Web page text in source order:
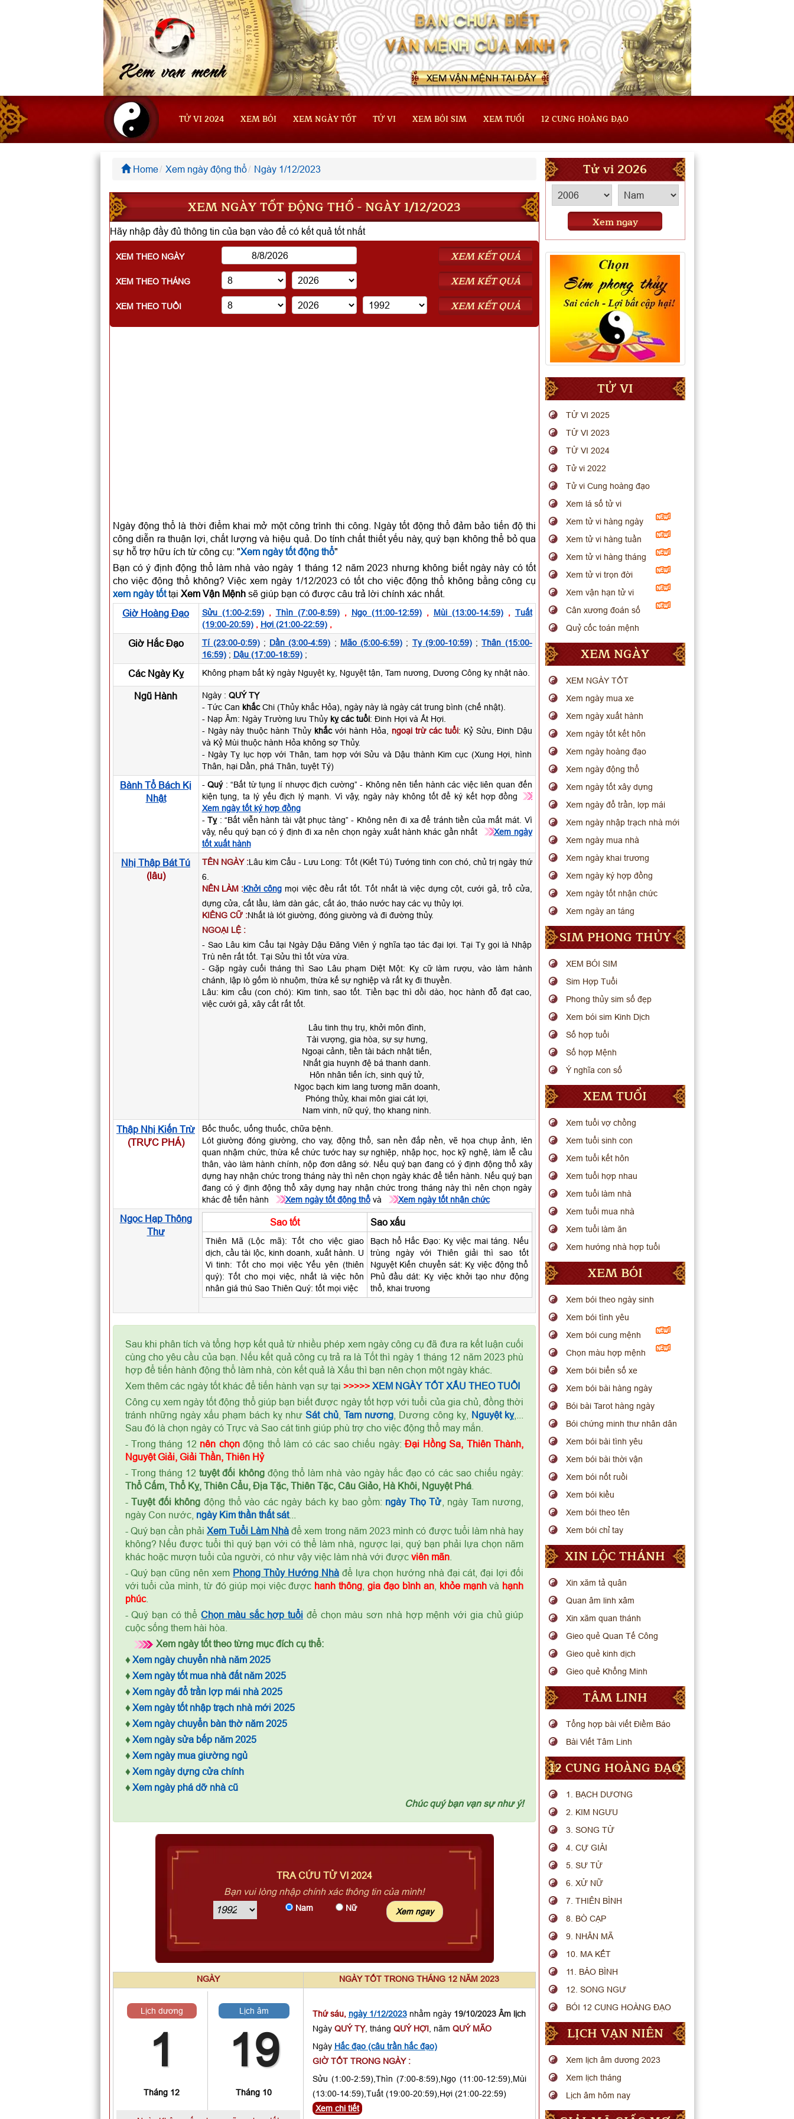
TỬ VI 2024 XEM BÓI XEM NGÀY TỐT TỬ VI XEM BÓI SIM XEM TUỔI 12 CUNG HOÀNG ĐẠO
Home Xem ngày động thổ Ngày 1/12/2023
XEM NGÀY TỐT ĐỘNG THỔ - NGÀY 1/12/2023
Hãy nhập đầy đủ thông tin của bạn vào để có kết quả tốt nhất
XEM THEO NGÀY XEM KẾT QUẢ
XEM THEO THÁNG XEM KẾT QUẢ
XEM THEO TUỔI XEM KẾT QUẢ
Ngày động thổ là thời điểm khai mở một công trình thi công. Ngày tốt động thổ đảm bảo tiến độ thi
công diễn ra thuận lợi, chất lượng và hiệu quả. Do tính chất thiết yếu này, quý bạn không thể bỏ qua
sự hỗ trợ hữu ích từ công cụ: "Xem ngày tốt động thổ"
Bạn có ý định động thổ làm nhà vào ngày 1 tháng 12 năm 2023 nhưng không biết ngày này có tốt
cho việc động thổ không? Việc xem ngày 1/12/2023 có tốt cho việc động thổ không bằng công cụ
xem ngày tốttại Xem Vận Mệnhsẽ giúp bạn có được câu trả lời chính xác nhất.
Giờ Hoàng Đạo
Sửu (1:00-2:59), Thìn (7:00-8:59), Ngọ (11:00-12:59), Mùi (13:00-14:59), Tuất
(19:00-20:59), Hợi (21:00-22:59),
Giờ Hắc Đạo Tí (23:00-0:59); Dần (3:00-4:59) ; Mão (5:00-6:59) ; Tỵ (9:00-10:59);Thân (15:00-
16:59); Dậu (17:00-18:59);
Các Ngày Kỵ Không phạm bất kỳ ngày Nguyệt kỵ, Nguyệt tận, Tam nương, Dương Công kỵ nhật nào.
Ngũ Hành Ngày : QUÝ TỴ
- Tức Can khắcChi (Thủy khắc Hỏa), ngày này là ngày cát trung bình (chế nhật).
- Nạp Âm: Ngày Trường lưu Thủy kỵ các tuổi: Đinh Hợi và Ất Hợi.
- Ngày này thuộc hành Thủy khắcvới hành Hỏa, ngoại trừ các tuổi: Kỷ Sửu, Đinh Dậu
và Kỷ Mùi thuộc hành Hỏa không sợ Thủy.
- Ngày Tỵ lục hợp với Thân, tam hợp với Sửu và Dậu thành Kim cục (Xung Hợi, hình
Thân, hại Dần, phá Thân, tuyệt Tý)
Bành Tổ Bách Kị
Nhật
-Quý: “Bất từ tụng lí nhược địch cường” - Không nên tiến hành các việc liên quan đến
kiện tụng, ta lý yếu địch lý mạnh. Vì vậy, ngày này không tốt để ký kết hợp đồng
Xem ngày tốt ký hợp đồng
-Tỵ: “Bất viễn hành tài vật phục tàng” - Không nên đi xa để tránh tiền của mất mát. Vì
vậy, nếu quý bạn có ý định đi xa nên chọn ngày xuất hành khác gần nhất
Xem ngày
tốt xuất hành
Nhị Thập Bát Tú
(lâu)
TÊN NGÀY :Lâu kim Cẩu - Lưu Long: Tốt (Kiết Tú) Tướng tinh con chó, chủ trị ngày thứ
6.
NÊN LÀM :Khởi côngmọi việc đều rất tốt. Tốt nhất là việc dựng cột, cưới gả, trổ cửa,
dựng cửa, cất lầu, làm dàn gác, cắt áo, tháo nước hay các vụ thủy lợi.
KIÊNG CỮ :Nhất là lót giường, đóng giường và đi đường thủy.
NGOẠI LỆ :
- Sao Lâu kim Cẩu tại Ngày Dậu Đăng Viên ý nghĩa tạo tác đại lợi. Tại Tỵ gọi là Nhập
Trù nên rất tốt. Tại Sửu thì tốt vừa vừa.
- Gặp ngày cuối tháng thì Sao Lâu phạm Diệt Một: Kỵ cữ làm rượu, vào làm hành
chánh, lập lò gốm lò nhuộm, thừa kế sự nghiệp và rất kỵ đi thuyền.
Lâu: kim cẩu (con chó): Kim tinh, sao tốt. Tiền bạc thì dồi dào, học hành đỗ đạt cao,
việc cưới gả, xây cất rất tốt.
Lâu tinh thụ trụ, khởi môn đình,
Tài vượng, gia hòa, sự sự hưng,
Ngoại cảnh, tiền tài bách nhật tiến,
Nhất gia huynh đệ bá thanh danh.
Hôn nhân tiến ích, sinh quý tử,
Ngọc bạch kim lang tương mãn doanh,
Phóng thủy, khai môn giai cát lợi,
Nam vinh, nữ quý, thọ khang ninh.
Thập Nhị Kiến Trừ
(TRỰC PHÁ)
Bốc thuốc, uống thuốc, chữa bệnh.
Lót giường đóng giường, cho vay, động thổ, san nền đắp nền, vẽ họa chụp ảnh, lên
quan nhậm chức, thừa kế chức tước hay sự nghiệp, nhập học, học kỹ nghệ, làm lễ cầu
thân, vào làm hành chính, nộp đơn dâng sớ. Nếu quý bạn đang có ý định động thổ xây
dựng hay nhận chức trong tháng này thì nên chọn ngày khác để tiến hành. Nếu quý bạn
đang có ý định động thổ xây dựng hay nhận chức trong tháng này thì nên chọn ngày
khác để tiến hành
Xem ngày tốt động thổvà Xem ngày tốt nhận chức
Ngọc Hạp Thông
Thư
Sao tốt Sao xấu
Thiên Mã (Lộc mã): Tốt cho việc giao
dịch, cầu tài lộc, kinh doanh, xuất hành. U
Vi tinh: Tốt cho mọi việc Yếu yên (thiên
quý): Tốt cho mọi việc, nhất là việc hôn
nhân giá thú Sao Thiên Quý: tốt mọi việc
Bạch hổ Hắc Đạo: Kỵ việc mai táng. Nếu
trùng ngày với Thiên giải thì sao tốt
Nguyệt Kiến chuyển sát: Kỵ việc động thổ
Phủ đầu dát: Kỵ việc khởi tạo như động
thổ, khai trương
Sau khi phân tích và tổng hợp kết quả từ nhiều phép xem ngày công cụ đã đưa ra kết luận cuối
cùng cho yêu cầu của bạn. Nếu kết quả công cụ trả ra là Tốt thì ngày 1 tháng 12 năm 2023 phù
hợp để tiến hành động thổ làm nhà, còn kết quả là Xấu thì bạn nên chọn một ngày khác.
Xem thêm các ngày tốt khác để tiến hành vạn sự tại >>>>> XEM NGÀY TỐT XẤU THEO TUỔI
Công cụ xem ngày tốt động thổ giúp bạn biết được ngày tốt hợp với tuổi của gia chủ, đồng thời
tránh những ngày xấu phạm bách kỵ nhưSát chủ, Tam nương , Dương công kỵ, Nguyệt kỵ,...
Sau đó là chọn ngày có Trực và Sao cát tinh giúp phù trợ cho việc động thổ may mắn.
- Trong tháng 12 nên chọnđộng thổ làm có các sao chiếu ngày:Đại Hồng Sa, Thiên Thành,
Nguyệt Giải, Giải Thần, Thiên Hỷ
- Trong tháng 12tuyệt đối khôngđộng thổ làm nhà vào ngày hắc đạo có các sao chiếu ngày:
Thổ Cấm, Thổ Kỵ, Thiên Cẩu, Địa Tặc, Thiên Tặc, Câu Giảo, Hà Khôi, Nguyệt Phá.
-Tuyệt đối không động thổ vào các ngày bách kỵ bao gồm: ngày Thọ Tử , ngày Tam nương,
ngày Con nước, ngày Kim thần thất sát...
- Quý bạn cần phảiXem Tuổi Làm Nhà để xem trong năm 2023 mình có được tuổi làm nhà hay
không? Nếu được tuổi thì quý bạn với có thể làm nhà, ngược lại, quý bạn phải lựa chọn năm
khác hoặc mượn tuổi của người, có như vậy việc làm nhà với được viên mãn.
- Quý bạn cũng nên xem Phong Thủy Hướng Nhàđể lựa chọn hướng nhà đại cát, đại lợi đối
với tuổi của mình, từ đó giúp mọi việc được hanh thông ,gia đạo bình an, khỏe mạnhvà hạnh
phúc.
- Quý bạn có thểChọn màu sắc hợp tuổi để chọn màu sơn nhà hợp mệnh với gia chủ giúp
cuộc sống them hài hòa.
Xem ngày tốt theo từng mục đích cụ thể:
♦ Xem ngày chuyển nhà năm 2025
♦ Xem ngày tốt mua nhà đất năm 2025
♦ Xem ngày đổ trần lợp mái nhà 2025
♦ Xem ngày tốt nhập trạch nhà mới 2025
♦ Xem ngày chuyển bàn thờ năm 2025
♦ Xem ngày sửa bếp năm 2025
♦ Xem ngày mua giường ngủ
♦ Xem ngày dựng cửa chính
♦ Xem ngày phá dỡ nhà cũ
Chúc quý bạn vạn sự như ý!
TRA CỨU TỬ VI 2024
Bạn vui lòng nhập chính xác thông tin của mình!
Nam Nữ
NGÀY NGÀY TỐT TRONG THÁNG 12 NĂM 2023
Lịch dương
1
Tháng 12
Lịch âm
19
Tháng 10
Thứ sáu, ngày 1/12/2023nhằm ngày 19/10/2023 Âm lịch
Ngày QUÝ TỴ, tháng QUÝ HỢI , năm QUÝ MÃO
Ngày Hắc đạo (câu trần hắc đạo)
GIỜ TỐT TRONG NGÀY :
Sửu (1:00-2:59),Thìn (7:00-8:59),Ngọ (11:00-12:59),Mùi
(13:00-14:59),Tuất (19:00-20:59),Hợi (21:00-22:59)
Xem chi tiết
Tử vi 2026
Xem ngay
TỬ VI
TỬ VI 2025
TỬ VI 2023
TỬ VI 2024
Tử vi 2022
Tử vi Cung hoàng đạo
Xem lá số tử vi
Xem tử vi hàng ngày
Xem tử vi hàng tuần
Xem tử vi hàng tháng
Xem tử vi trọn đời
Xem vận hạn tử vi
Cân xương đoán số
Quỷ cốc toán mệnh
XEM NGÀY
XEM NGÀY TỐT
Xem ngày mua xe
Xem ngày xuất hành
Xem ngày tốt kết hôn
Xem ngày hoàng đạo
Xem ngày động thổ
Xem ngày tốt xây dựng
Xem ngày đổ trần, lợp mái
Xem ngày nhập trạch nhà mới
Xem ngày mua nhà
Xem ngày khai trương
Xem ngày ký hợp đồng
Xem ngày tốt nhận chức
Xem ngày an táng
SIM PHONG THỦY
XEM BÓI SIM
Sim Hợp Tuổi
Phong thủy sim số đẹp
Xem bói sim Kinh Dịch
Số hợp tuổi
Số hợp Mệnh
Ý nghĩa con số
XEM TUỔI
Xem tuổi vợ chồng
Xem tuổi sinh con
Xem tuổi kết hôn
Xem tuổi hợp nhau
Xem tuổi làm nhà
Xem tuổi mua nhà
Xem tuổi làm ăn
Xem hướng nhà hợp tuổi
XEM BÓI
Xem bói theo ngày sinh
Xem bói tình yêu
Xem bói cung mệnh
Chọn màu hợp mệnh
Xem bói biển số xe
Xem bói bài hàng ngày
Bói bài Tarot hàng ngày
Bói chứng minh thư nhân dân
Xem bói bài tình yêu
Xem bói bài thời vận
Xem bói nốt ruồi
Xem bói kiều
Xem bói theo tên
Xem bói chỉ tay
XIN LỘC THÁNH
Xin xăm tả quân
Quan âm linh xâm
Xin xăm quan thánh
Gieo quẻ Quan Tế Công
Gieo quẻ kinh dịch
Gieo quẻ Khổng Minh
TÂM LINH
Tổng hợp bài viết Điềm Báo
Bài Viết Tâm Linh
12 CUNG HOÀNG ĐẠO
1. BẠCH DƯƠNG
2. KIM NGƯU
3. SONG TỬ
4. CỰ GIẢI
5. SƯ TỬ
6. XỬ NỮ
7. THIÊN BÌNH
8. BÒ CẠP
9. NHÂN MÃ
10. MA KẾT
11. BẢO BÌNH
12. SONG NGƯ
BÓI 12 CUNG HOÀNG ĐẠO
LỊCH VẠN NIÊN
Xem lịch âm dương 2023
Xem lịch tháng
Lịch âm hôm nay